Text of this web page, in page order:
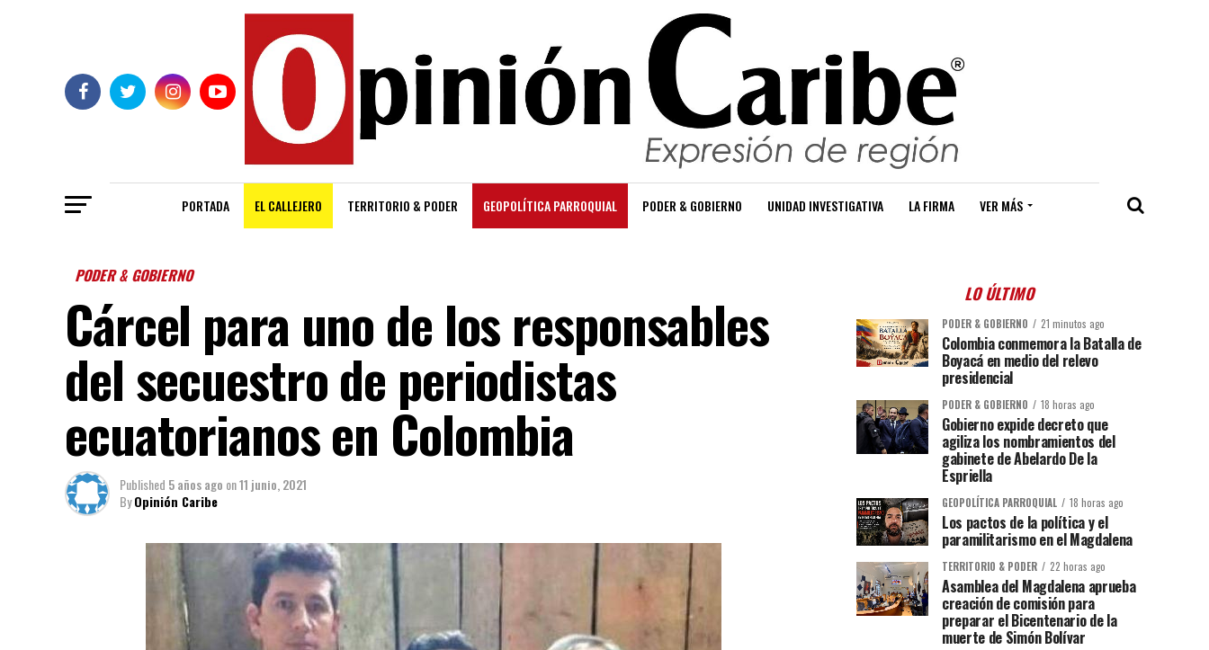
PORTADA EL CALLEJERO TERRITORIO & PODER GEOPOLÍTICA PARROQUIAL PODER & GOBIERNO UNIDAD INVESTIGATIVA LA FIRMA VER MÁS
PODER & GOBIERNO
Cárcel para uno de los responsables
del secuestro de periodistas
ecuatorianos en Colombia
Published 5 años ago on11 junio, 2021
ByOpinión Caribe
LO ÚLTIMO
PODER & GOBIERNO 21 minutos ago
Colombia conmemora la Batalla de
Boyacá en medio del relevo
presidencial
PODER & GOBIERNO 18 horas ago
Gobierno expide decreto que
agiliza los nombramientos del
gabinete de Abelardo De la
Espriella
GEOPOLÍTICA PARROQUIAL 18 horas ago
Los pactos de la política y el
paramilitarismo en el Magdalena
TERRITORIO & PODER 22 horas ago
Asamblea del Magdalena aprueba
creación de comisión para
preparar el Bicentenario de la
muerte de Simón Bolívar